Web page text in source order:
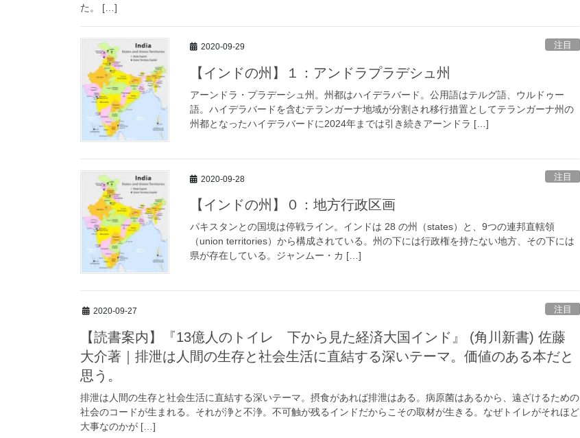
た。 […]
2020-09-29 注目
【インドの州】１：アンドラプラデシュ州
アーンドラ・プラデーシュ州。州都はハイデラバード。公用語はテルグ語、ウルドゥー
語。ハイデラバードを含むテランガーナ地域が分割され移行措置としてテランガーナ州の
州都となったハイデラバードに2024年までは引き続きアーンドラ […]
2020-09-28 注目
【インドの州】０：地方行政区画
パキスタンとの国境は停戦ライン。インドは 28 の州（states）と、9つの連邦直轄領
（union territories）から構成されている。州の下には行政権を持たない地方、その下には
県が存在している。ジャンムー・カ […]
2020-09-27 注目
【読書案内】『13億人のトイレ 下から見た経済大国インド』 (角川新書) 佐藤
大介著｜排泄は人間の生存と社会生活に直結する深いテーマ。価値のある本だと
思う。
排泄は人間の生存と社会生活に直結する深いテーマ。摂食があれば排泄はある。病原菌はあるから、遠ざけるための
社会のコードが生まれる。それが浄と不浄。不可触が残るインドだからこその取材が生きる。なぜトイレがそれほど
大事なのかが […]